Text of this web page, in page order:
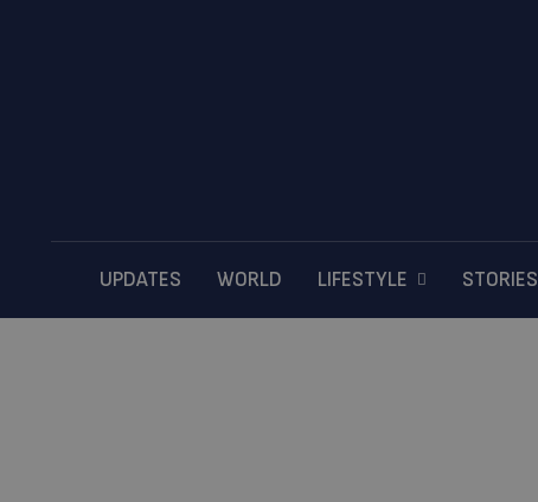
UPDATES WORLD LIFESTYLE STORIES